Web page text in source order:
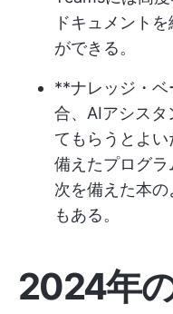
ドキュメント
ができる。
**ナレッジ・ベ
合、AIアシスタ
てもらうとよ
備えたプログ
次を備えた本
もある。
2024年